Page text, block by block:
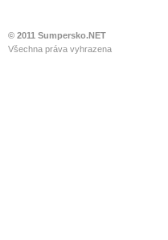
© 2011 Sumpersko.NET
Všechna práva vyhrazena